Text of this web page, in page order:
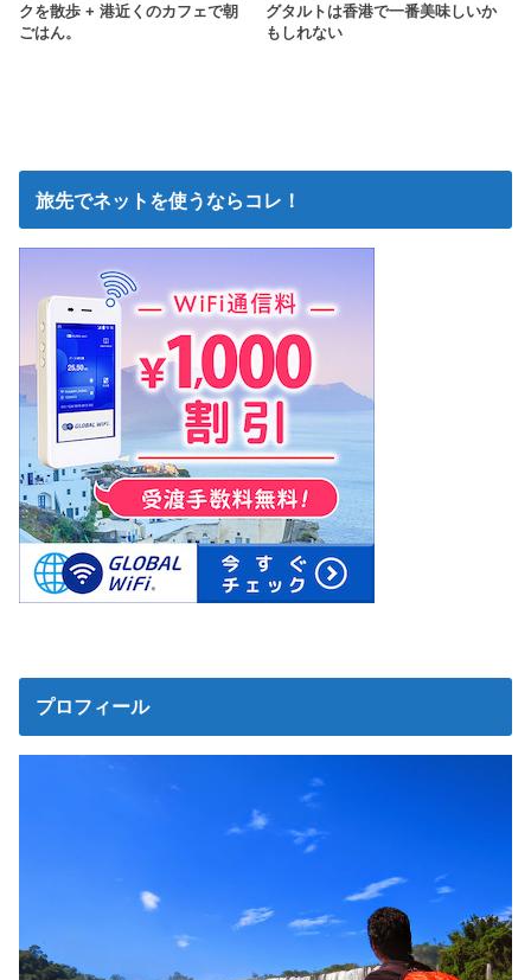
クを散歩 + 港近くのカフェで朝
ごはん。
グタルトは香港で一番美味しいか
もしれない
旅先でネットを使うならコレ！
プロフィール